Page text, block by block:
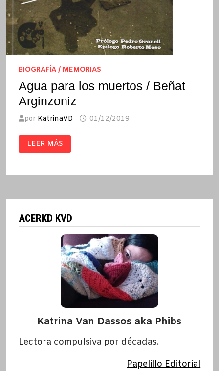
BIOGRAFÍA / MEMORIAS
Agua para los muertos / Beñat
Arginzoniz
por KatrinaVD 01/12/2019
AGUA
PARA
LOS
BEÑAT
LEER MÁS
ACERKD KVD
Katrina Van Dassos aka Phibs
Lectora compulsiva por décadas.
Papelillo Editorial